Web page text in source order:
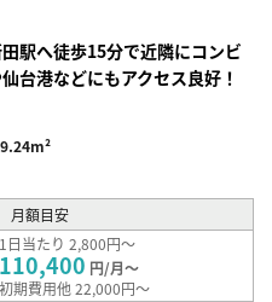
駅へ徒歩15分で近隣にコンビ
台港などにもアクセス良好！
月額目安
1日当たり 2,800円～
110,400 円/月～
初期費用他 22,000円～